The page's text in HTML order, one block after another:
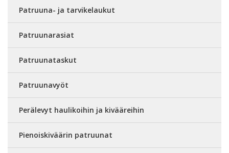
Patruuna- ja tarvikelaukut
Patruunarasiat
Patruunataskut
Patruunavyöt
Perälevyt haulikoihin ja kivääreihin
Pienoiskiväärin patruunat